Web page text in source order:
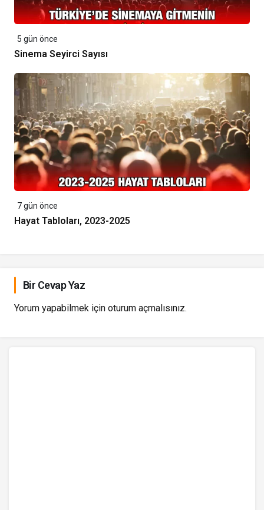
5 gün önce
Sinema Seyirci Sayısı
7 gün önce
Hayat Tabloları, 2023-2025
Bir Cevap Yaz
Yorum yapabilmek için oturum açmalısınız.